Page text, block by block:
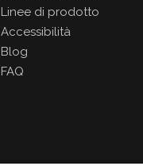
Linee di prodotto
Accessibilità
Blog
FAQ